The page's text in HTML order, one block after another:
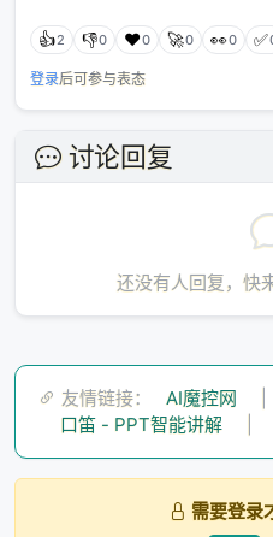
却等同于在高维空间里做内
Star Operation 就是神经网
论文里的公式很清楚：
积。这些项构成了一个隐
于二次核函数。
但比传统核技巧更疯狂的是
👍2 👎0 ❤️0 🚀0 👀0 ✅
登录后可参与表态
讨论回复
还没有人回复，快
友情链接： AI魔控网
口笛 - PPT智能讲解
需要登录